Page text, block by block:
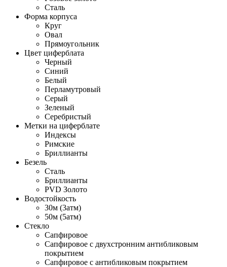
Сталь
Форма корпуса
Круг
Овал
Прямоугольник
Цвет циферблата
Черный
Синий
Белый
Перламутровый
Серый
Зеленый
Серебристый
Метки на циферблате
Индексы
Римские
Бриллианты
Безель
Сталь
Бриллианты
PVD Золото
Водостойкость
30м (3атм)
50м (5атм)
Стекло
Сапфировое
Сапфировое с двухстронним антибликовым
покрытием
Сапфировое с антибликовым покрытием